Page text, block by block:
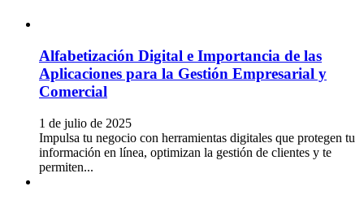
Alfabetización Digital e Importancia de las
Aplicaciones para la Gestión Empresarial y
Comercial
1 de julio de 2025
Impulsa tu negocio con herramientas digitales que protegen tu
información en línea, optimizan la gestión de clientes y te
permiten...